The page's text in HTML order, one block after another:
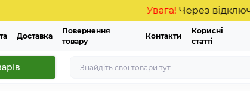
Увага!Через відключення
Доставка
Повернення
товару
Контакти
Корисні
статті